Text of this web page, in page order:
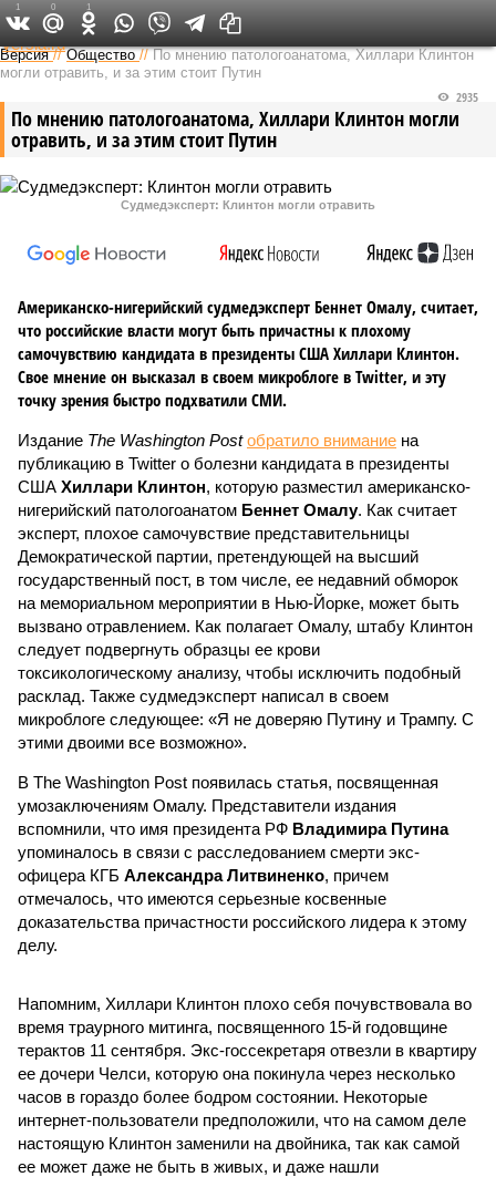
Федеральный выпуск
Версия //Общество //По мнению патологоанатома, Хиллари Клинтон
могли отравить, и за этим стоит Путин
По мнению патологоанатома, Хиллари Клинтон могли
отравить, и за этим стоит Путин
2935
Судмедэксперт: Клинтон могли отравить
Американско-нигерийский судмедэксперт Беннет Омалу, считает,
что российские власти могут быть причастны к плохому
самочувствию кандидата в президенты США Хиллари Клинтон.
Свое мнение он высказал в своем микроблоге в Twitter, и эту
точку зрения быстро подхватили СМИ.
Издание The Washington Post обратило внимание на
публикацию в Twitter о болезни кандидата в президенты
США Хиллари Клинтон, которую разместил американско-
нигерийский патологоанатом Беннет Омалу. Как считает
эксперт, плохое самочувствие представительницы
Демократической партии, претендующей на высший
государственный пост, в том числе, ее недавний обморок
на мемориальном мероприятии в Нью-Йорке, может быть
вызвано отравлением. Как полагает Омалу, штабу Клинтон
следует подвергнуть образцы ее крови
токсикологическому анализу, чтобы исключить подобный
расклад. Также судмедэксперт написал в своем
микроблоге следующее: «Я не доверяю Путину и Трампу. С
этими двоими все возможно».
В The Washington Post появилась статья, посвященная
умозаключениям Омалу. Представители издания
вспомнили, что имя президента РФ Владимира Путина
упоминалось в связи с расследованием смерти экс-
офицера КГБ Александра Литвиненко, причем
отмечалось, что имеются серьезные косвенные
доказательства причастности российского лидера к этому
делу.
Напомним, Хиллари Клинтон плохо себя почувствовала во
время траурного митинга, посвященного 15-й годовщине
терактов 11 сентября. Экс-госсекретаря отвезли в квартиру
ее дочери Челси, которую она покинула через несколько
часов в гораздо более бодром состоянии. Некоторые
интернет-пользователи предположили, что на самом деле
настоящую Клинтон заменили на двойника, так как самой
ее может даже не быть в живых, и даже нашли
1 0 1